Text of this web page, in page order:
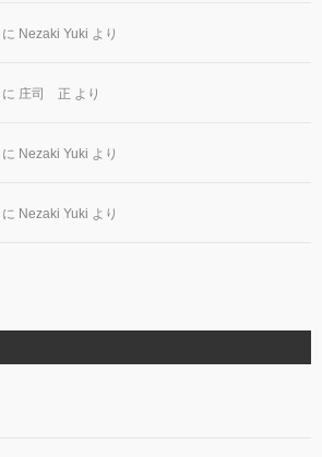
に Nezaki Yuki より
に 庄司 正 より
に Nezaki Yuki より
に Nezaki Yuki より